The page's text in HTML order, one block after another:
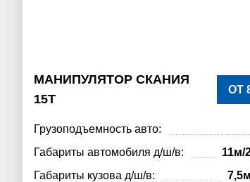
МАНИПУЛЯТОР СКАНИЯ
15Т
ОТ
Грузоподъемность авто:
Габариты автомобиля д/ш/в:
11м/
Габариты кузова д/ш/в: